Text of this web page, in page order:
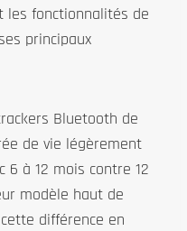
les fonctionnalités de
principaux
Bluetooth de
de vie légèrement
6 à 12 mois contre 12
modèle haut de
différence en